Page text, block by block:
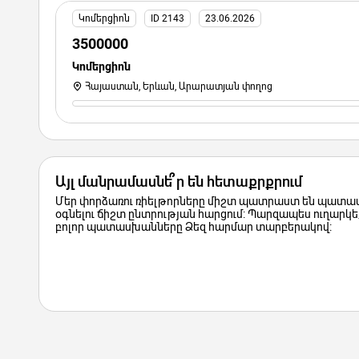
Կոմերցիոն ID 2143 23.06.2026
3500000
Կոմերցիոն
Հայաստան, Երևան, Արարատյան փողոց
Այլ մանրամասնե՞ր են հետաքրքրում
Մեր փորձառու ռիելթորները միշտ պատրաստ են
օգնելու ճիշտ ընտրության հարցում: Պարզապես
բոլոր պատասխանները Ձեզ հարմար տարբերակով: